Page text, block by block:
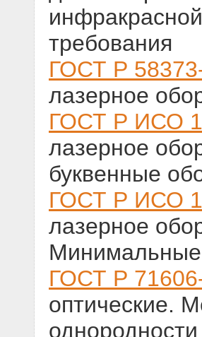
требования
ГОСТ Р
лазерное
ГОСТ Р ИСО
лазерное
буквенные
ГОСТ Р ИСО
лазерное
Минимальные
ГОСТ Р
оптические.
однородности